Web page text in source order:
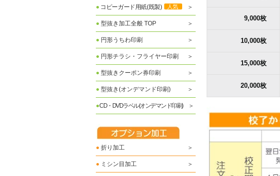
● コピーガード用紙(既製) 人気
● 型抜き加工全般 TOP
● 円形うちわ印刷
● 円形チラシ・フライヤー印刷
● 型抜きクーポン券印刷
● 型抜き(オンデマンド印刷)
●CD・DVDラベル(オンデマンド印刷)
● 折り加工
● ミシン目加工
9,000枚
10,000枚
15,000枚
20,000枚